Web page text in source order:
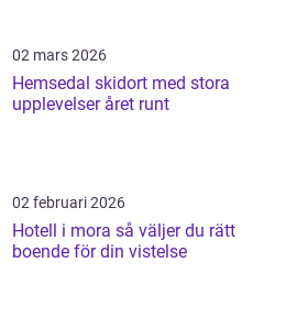
02 mars 2026
Hemsedal skidort med stora
upplevelser året runt
02 februari 2026
Hotell i mora så väljer du rätt
boende för din vistelse